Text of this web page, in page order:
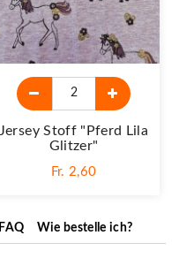
Jersey Stoff "Pferd Lila
Glitzer"
Fr. 2,60
FAQ Wie bestelle ich?